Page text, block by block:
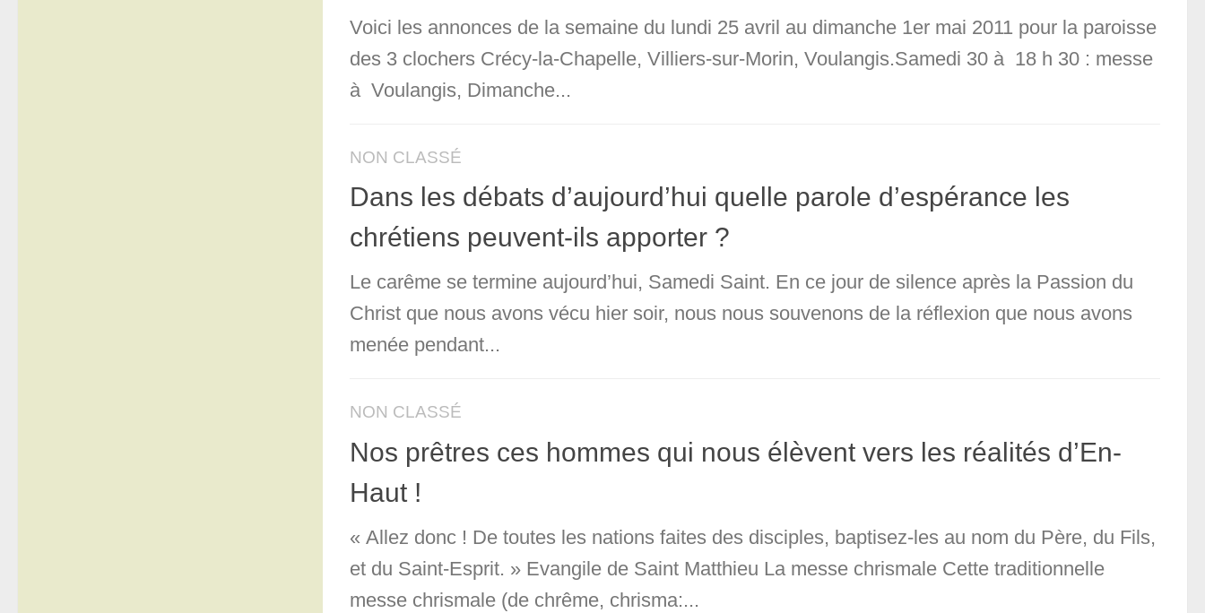
Voici les annonces de la semaine du lundi 25 avril au dimanche 1er mai 2011 pour la paroisse
des 3 clochers Crécy-la-Chapelle, Villiers-sur-Morin, Voulangis.Samedi 30 à 18 h 30 : messe
à Voulangis, Dimanche...
NON CLASSÉ
Dans les débats d’aujourd’hui quelle parole d’espérance les
chrétiens peuvent-ils apporter ?
Le carême se termine aujourd’hui, Samedi Saint. En ce jour de silence après la Passion du
Christ que nous avons vécu hier soir, nous nous souvenons de la réflexion que nous avons
menée pendant...
NON CLASSÉ
Nos prêtres ces hommes qui nous élèvent vers les réalités d’En-
Haut !
« Allez donc ! De toutes les nations faites des disciples, baptisez-les au nom du Père, du Fils,
et du Saint-Esprit. » Evangile de Saint Matthieu La messe chrismale Cette traditionnelle
messe chrismale (de chrême, chrisma:...